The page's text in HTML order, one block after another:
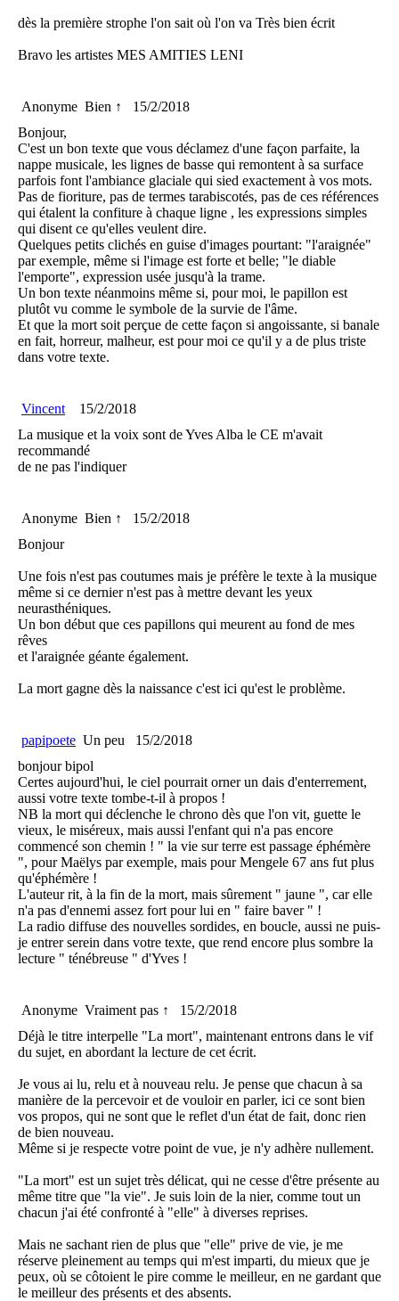
dès la première strophe l'on sait où l'on va Très bien écrit
Bravo les artistes MES AMITIES LENI
Anonyme Bien ↑
15/2/2018
Bonjour,
C'est un bon texte que vous déclamez d'une façon parfaite, la
nappe musicale, les lignes de basse qui remontent à sa surface
parfois font l'ambiance glaciale qui sied exactement à vos mots.
Pas de fioriture, pas de termes tarabiscotés, pas de ces références
qui étalent la confiture à chaque ligne , les expressions simples
qui disent ce qu'elles veulent dire.
Quelques petits clichés en guise d'images pourtant: "l'araignée"
par exemple, même si l'image est forte et belle; "le diable
l'emporte", expression usée jusqu'à la trame.
Un bon texte néanmoins même si, pour moi, le papillon est
plutôt vu comme le symbole de la survie de l'âme.
Et que la mort soit perçue de cette façon si angoissante, si banale
en fait, horreur, malheur, est pour moi ce qu'il y a de plus triste
dans votre texte.
Vincent
15/2/2018
La musique et la voix sont de Yves Alba le CE m'avait
recommandé
de ne pas l'indiquer
Anonyme Bien ↑
15/2/2018
Bonjour
Une fois n'est pas coutumes mais je préfère le texte à la musique
même si ce dernier n'est pas à mettre devant les yeux
neurasthéniques.
Un bon début que ces papillons qui meurent au fond de mes
rêves
et l'araignée géante également.
La mort gagne dès la naissance c'est ici qu'est le problème.
papipoete Un peu
15/2/2018
bonjour bipol
Certes aujourd'hui, le ciel pourrait orner un dais d'enterrement,
aussi votre texte tombe-t-il à propos !
NB la mort qui déclenche le chrono dès que l'on vit, guette le
vieux, le miséreux, mais aussi l'enfant qui n'a pas encore
commencé son chemin ! " la vie sur terre est passage éphémère
", pour Maëlys par exemple, mais pour Mengele 67 ans fut plus
qu'éphémère !
L'auteur rit, à la fin de la mort, mais sûrement " jaune ", car elle
n'a pas d'ennemi assez fort pour lui en " faire baver " !
La radio diffuse des nouvelles sordides, en boucle, aussi ne puis-
je entrer serein dans votre texte, que rend encore plus sombre la
lecture " ténébreuse " d'Yves !
Anonyme Vraiment pas ↑
15/2/2018
Déjà le titre interpelle "La mort", maintenant entrons dans le vif
du sujet, en abordant la lecture de cet écrit.
Je vous ai lu, relu et à nouveau relu. Je pense que chacun à sa
manière de la percevoir et de vouloir en parler, ici ce sont bien
vos propos, qui ne sont que le reflet d'un état de fait, donc rien
de bien nouveau.
Même si je respecte votre point de vue, je n'y adhère nullement.
"La mort" est un sujet très délicat, qui ne cesse d'être présente au
même titre que "la vie". Je suis loin de la nier, comme tout un
chacun j'ai été confronté à "elle" à diverses reprises.
Mais ne sachant rien de plus que "elle" prive de vie, je me
réserve pleinement au temps qui m'est imparti, du mieux que je
peux, où se côtoient le pire comme le meilleur, en ne gardant que
le meilleur des présents et des absents.